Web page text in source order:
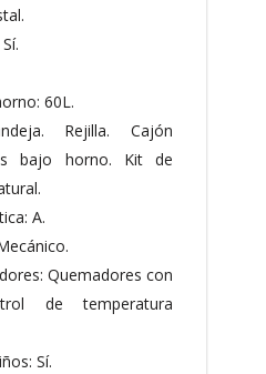
60L.
Rejilla. Cajón
bajo horno. Kit de
A.
Quemadores con
de temperatura
Sí.